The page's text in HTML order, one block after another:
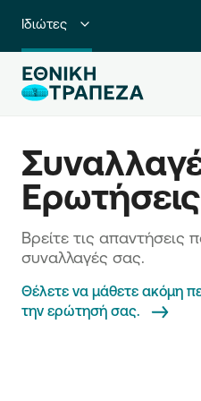
Ιδιώτες
Premium Banking
Business Banking
Corporate & Investment
Go For More
Ερωτήσεις
Βρείτε τις απαντήσεις
συναλλαγές σας.
Θέλετε να μάθετε ακόμη
την ερώτησή σας.